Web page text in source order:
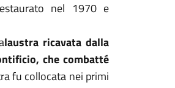
nel 1970 e
laustra ricavata dalla
che combatté
fu collocata nei primi